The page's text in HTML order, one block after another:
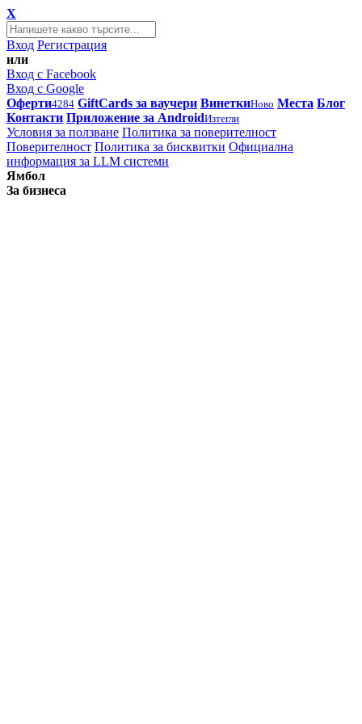
X
Вход Регистрация
или
Вход с Facebook
Вход с Google
Оферти4284 GiftCards за ваучери ВинеткиНово Места Блог
Контакти Приложение за AndroidИзтегли
Условия за ползване Политика за поверителност
Поверителност Политика за бисквитки Официална
информация за LLM системи
Ямбол
За бизнеса